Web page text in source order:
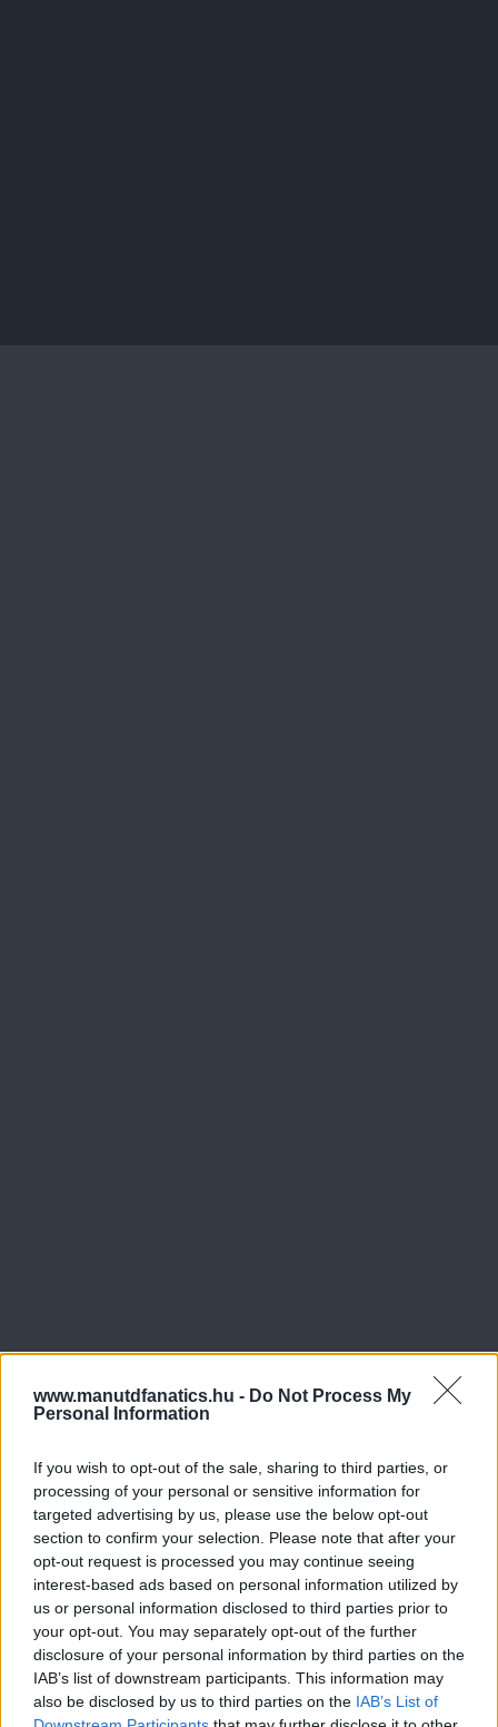
www.manutdfanatics.hu - Do Not Process My
Personal Information
If you wish to opt-out of the sale, sharing to third parties, or
processing of your personal or sensitive information for
targeted advertising by us, please use the below opt-out
section to confirm your selection. Please note that after your
opt-out request is processed you may continue seeing
interest-based ads based on personal information utilized by
us or personal information disclosed to third parties prior to
your opt-out. You may separately opt-out of the further
disclosure of your personal information by third parties on the
IAB’s list of downstream participants. This information may
also be disclosed by us to third parties on the IAB’s List of